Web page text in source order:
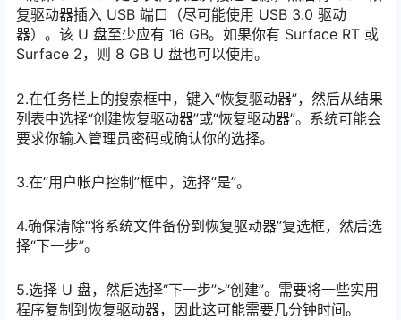
复驱动器插入 USB 端口（尽可能使用 USB 3.0 驱动
器）。该 U 盘至少应有 16 GB。如果你有 Surface RT 或
Surface 2，则 8 GB U 盘也可以使用。
2.在任务栏上的搜索框中，键入“恢复驱动器”，然后从结果
列表中选择“创建恢复驱动器”或“恢复驱动器”。系统可能会
要求你输入管理员密码或确认你的选择。
3.在“用户帐户控制”框中，选择“是”。
4.确保清除“将系统文件备份到恢复驱动器”复选框，然后选
择“下一步”。
5.选择 U 盘，然后选择“下一步”>“创建”。需要将一些实用
程序复制到恢复驱动器，因此这可能需要几分钟时间。